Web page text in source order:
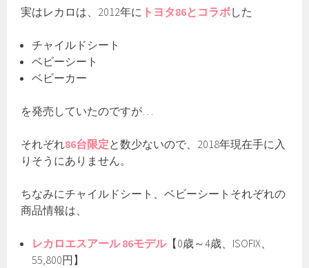
実はレカロは、2012年に トヨタ86とコラボした
チャイルドシート
ベビーシート
ベビーカー
を発売していたのですが…
それぞれ86台限定と数少ないので、2018年現在手に入
りそうにありません。
ちなみにチャイルドシート、ベビーシートそれぞれの
商品情報は、
レカロエスアール 86モデル【0歳～4歳、ISOFIX、
55,800円】